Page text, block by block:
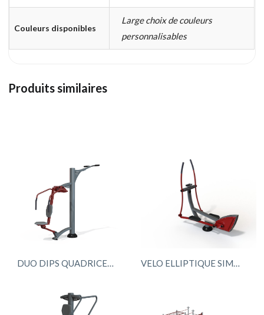
Couleurs disponibles
Large choix de couleurs
personnalisables
Produits similaires
DUO DIPS QUADRICEPS VELO ELLIPTIQUE SIMPLE Chargeurs smartphone RAPIDE